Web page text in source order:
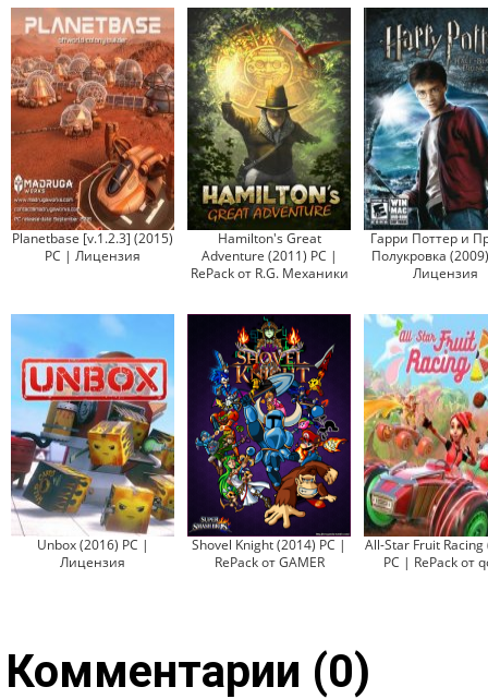
Planetbase [v.1.2.3] (2015)
PC | Лицензия
Hamilton's Great
Adventure (2011) PC |
RePack от R.G. Механики
Гарри Поттер и
Полукровка
Лицензия
Unbox (2016) PC |
Лицензия
Shovel Knight (2014) PC |
RePack от GAMER
All-Star Fruit Racing
PC | RePack от
Комментарии (0)